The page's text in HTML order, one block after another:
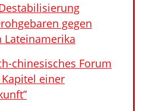
gegen
Lateinamerika
chinesisches Forum
einer